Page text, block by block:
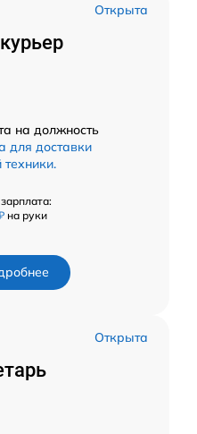
Открыта
на должность
для доставки
на руки
Открыта